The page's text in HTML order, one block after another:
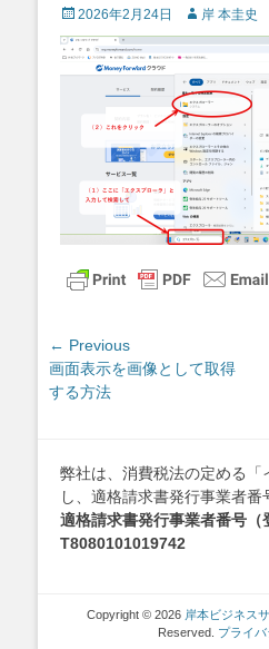
Posted
on
2026年2月24日 Author
岸 本圭史
投
稿
ナ
ー
シ
ョ
← Previous
Previous
post:
画面表示を画像として取得
する方法
弊社は、消費税法の定める
し、適格請求書発行事業者番
適格請求書発行事業者番号
T8080101019742
Copyright © 2026 岸本ビジネス
Reserved. プライ